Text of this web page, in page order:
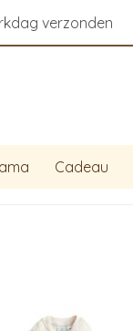
verzonden
Cadeau